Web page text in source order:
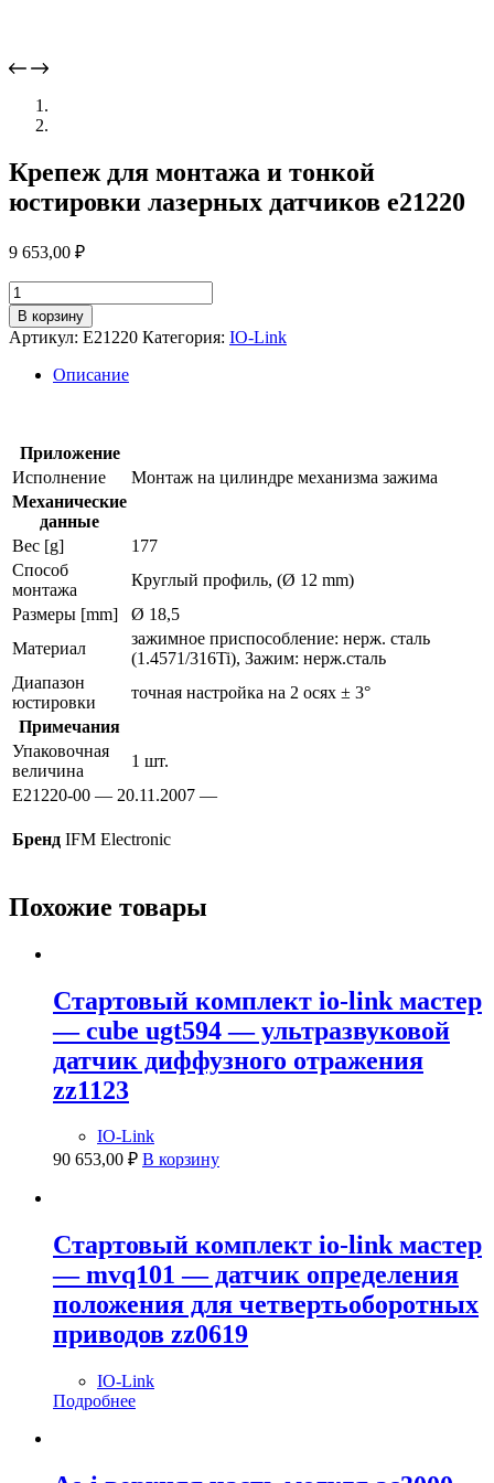
Крепеж для монтажа и тонкой
юстировки лазерных датчиков e21220
9 653,00 ₽
Количество
товара
Крепеж
для
монтажа
лазерных
датчиков
e21220
В корзину
Артикул: E21220 Категория: IO-Link
Описание
Приложение
Исполнение
Монтаж на цилиндре механизма зажима
Механические
данные
Вес [g]
177
Способ
монтажа
Круглый профиль, (Ø 12 mm)
Размеры [mm]
Ø 18,5
Материал
зажимное приспособление: нерж. сталь
(1.4571/316Ti), Зажим: нерж.сталь
Диапазон
юстировки
точная настройка на 2 осях ± 3°
Примечания
Упаковочная
величина
1 шт.
E21220-00 — 20.11.2007 —
Бренд IFM Electronic
Похожие товары
Стартовый комплект io-link мастер
— cube ugt594 — ультразвуковой
датчик диффузного отражения
zz1123
IO-Link
90 653,00 ₽ В корзину
Стартовый комплект io-link мастер
— mvq101 — датчик определения
положения для четвертьоборотных
приводов zz0619
IO-Link
Подробнее